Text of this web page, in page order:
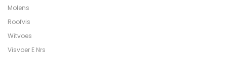
Molens
Roofvis
Witvoes
Visvoer E Nrs